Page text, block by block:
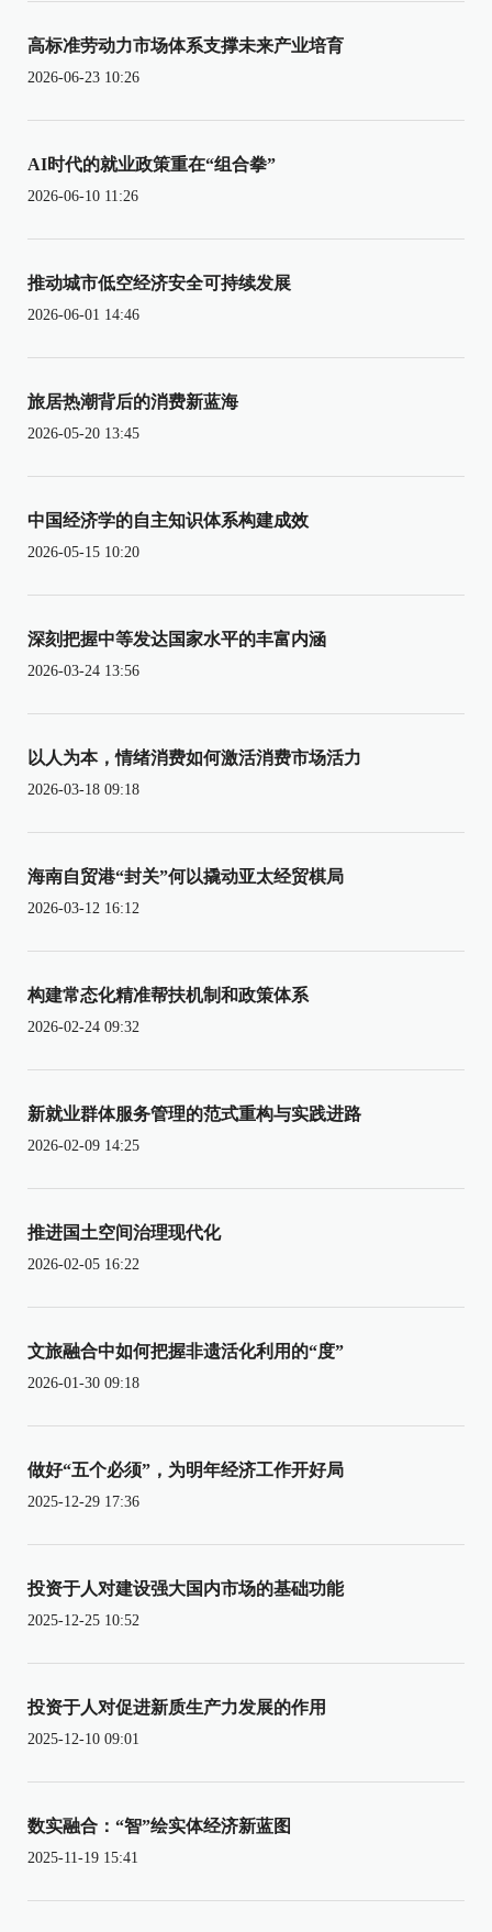
高标准劳动力市场体系支撑未来产业培育
2026-06-23 10:26
AI时代的就业政策重在“组合拳”
2026-06-10 11:26
推动城市低空经济安全可持续发展
2026-06-01 14:46
旅居热潮背后的消费新蓝海
2026-05-20 13:45
中国经济学的自主知识体系构建成效
2026-05-15 10:20
深刻把握中等发达国家水平的丰富内涵
2026-03-24 13:56
以人为本，情绪消费如何激活消费市场活力
2026-03-18 09:18
海南自贸港“封关”何以撬动亚太经贸棋局
2026-03-12 16:12
构建常态化精准帮扶机制和政策体系
2026-02-24 09:32
新就业群体服务管理的范式重构与实践进路
2026-02-09 14:25
推进国土空间治理现代化
2026-02-05 16:22
文旅融合中如何把握非遗活化利用的“度”
2026-01-30 09:18
做好“五个必须”，为明年经济工作开好局
2025-12-29 17:36
投资于人对建设强大国内市场的基础功能
2025-12-25 10:52
投资于人对促进新质生产力发展的作用
2025-12-10 09:01
数实融合：“智”绘实体经济新蓝图
2025-11-19 15:41